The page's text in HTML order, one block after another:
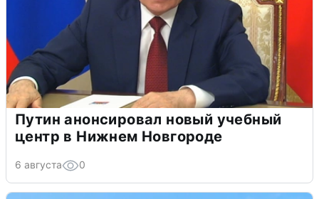
Путин анонсировал новый учебный
центр в Нижнем Новгороде
6 августа 0